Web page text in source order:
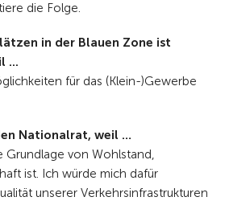
die Folge.
in der Blauen Zone ist
...
für das (Klein-)Gewerbe
Nationalrat, weil …
Grundlage von Wohlstand,
ist. Ich würde mich dafür
unserer Verkehrsinfrastrukturen